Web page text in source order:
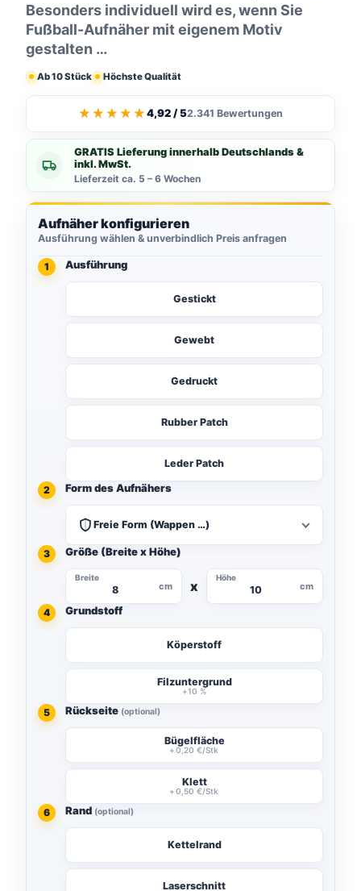
Besonders individuell wird es, wenn Sie
Fußball-Aufnäher mit eigenem Motiv
gestalten …
Ab 10 Stück Höchste Qualität
★★★★★4,92 / 52.341 Bewertungen
GRATIS Lieferung innerhalb Deutschlands &
inkl. MwSt.
Lieferzeit ca. 5 – 6 Wochen
Aufnäher konfigurieren
Ausführung wählen & unverbindlich Preis anfragen
1 Ausführung
Gestickt
Gewebt
Gedruckt
Rubber Patch
Leder Patch
2 Form des Aufnähers
Freie Form (Wappen …)
3 Größe (Breite x Höhe)
Breite
cm x
Höhe
cm
4 Grundstoff
Köperstoff
Filzuntergrund
5 Rückseite (optional)
Bügelfläche
Klett
6 Rand (optional)
Kettelrand
Laserschnitt